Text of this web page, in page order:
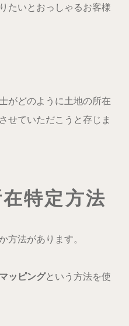
たいとおっしゃるお客様
がどのように土地の所在
せていただこうと存じま
特定方法
方法があります。
ッピングという方法を使